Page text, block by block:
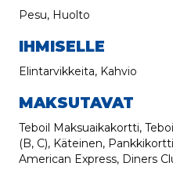
Pesu, Huolto
IHMISELLE
Elintarvikkeita, Kahvio
MAKSUTAVAT
Teboil Maksuaikakortti,
(B, C), Käteinen,
American Express, Diners